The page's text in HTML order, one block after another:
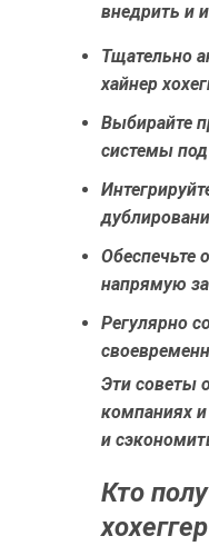
внедрить и
Тщательно
хайнер
Выбирайте
системы
Обеспечьте
напрямую
Регулярно
Эти советы
компаниях
и
Кто